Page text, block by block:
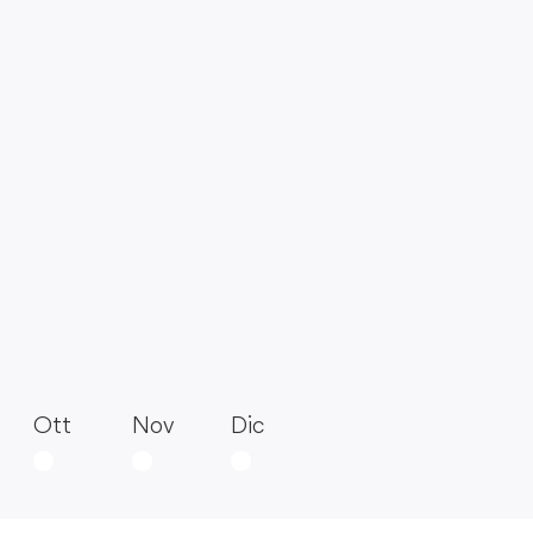
Ott Nov Dic